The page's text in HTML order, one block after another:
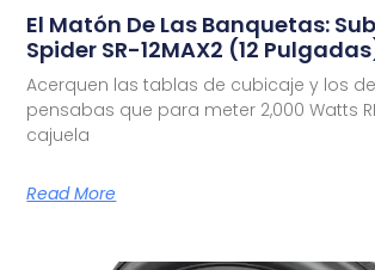
El Matón De Las Banquetas:
Spider SR-12MAX2 (12
Acerquen las tablas de cubicaje y los
pensabas que para meter 2,000 Watts
cajuela
Read More